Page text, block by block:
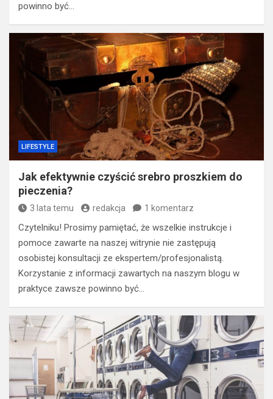
powinno być…
LIFESTYLE
Jak efektywnie czyścić srebro proszkiem do
pieczenia?
3 lata temu redakcja 1 komentarz
Czytelniku! Prosimy pamiętać, że wszelkie instrukcje i
pomoce zawarte na naszej witrynie nie zastępują
osobistej konsultacji ze ekspertem/profesjonalistą.
Korzystanie z informacji zawartych na naszym blogu w
praktyce zawsze powinno być…